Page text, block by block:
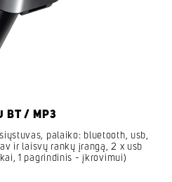
BT / MP3
palaiko: bluetooth, usb,
ir laisvų rankų įrangą, 2 x usb
1 pagrindinis - įkrovimui)